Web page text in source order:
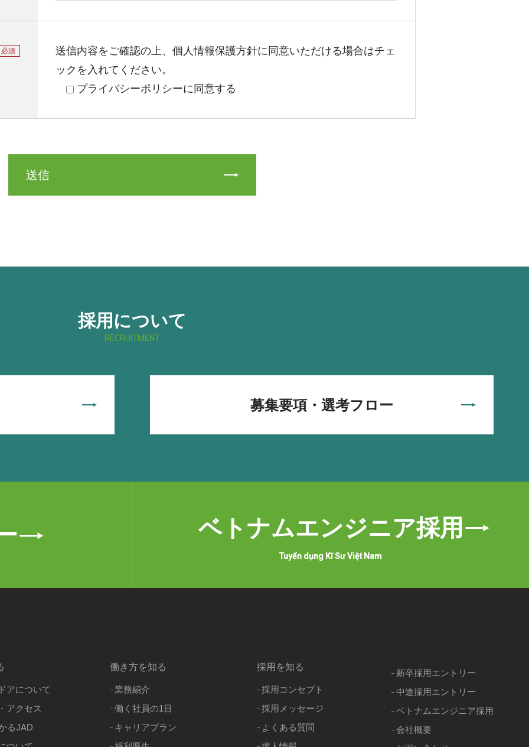
必須
送信内容をご確認の上、個人情報保護方針に同意いただける場合はチェ
ックを入れてください。
プライバシーポリシーに同意する
採用について
RECRUITMENT
募集要項・選考フロー
ベトナムエンジニア採用
Tuyển dụng Kĩ Sư Việt Nam
アについて
アクセス
るJAD
働き方を知る
業務紹介
働く社員の1日
キャリアプラン
採用を知る
採用コンセプト
採用メッセージ
よくある質問
新卒採用エントリー
中途採用エントリー
ベトナムエンジニア採用
会社概要